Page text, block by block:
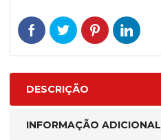
DESCRIÇÃO
INFORMAÇÃO ADICIONAL